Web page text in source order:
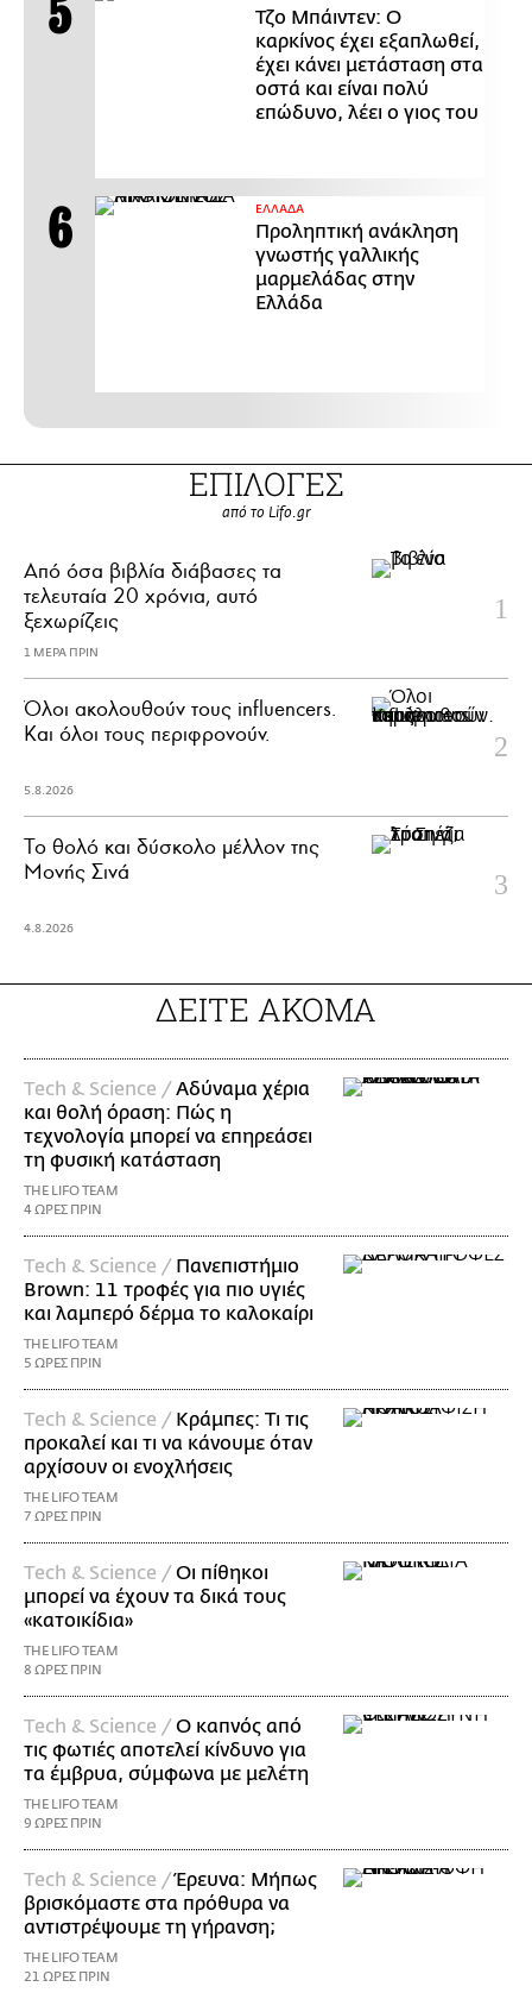
Τζο Μπάιντεν: Ο
καρκίνος έχει εξαπλωθεί,
έχει κάνει μετάσταση στα
οστά και είναι πολύ
επώδυνο, λέει ο γιος του
ΕΛΛΑΔΑ
Προληπτική ανάκληση
γνωστής γαλλικής
μαρμελάδας στην
Ελλάδα
ΕΠΙΛΟΓΕΣ
από το Lifo.gr
Από όσα βιβλία διάβασες τα
τελευταία 20 χρόνια, αυτό
ξεχωρίζεις
1 ΜΕΡΑ ΠΡΙΝ
Όλοι ακολουθούν τους influencers.
Και όλοι τους περιφρονούν.
5.8.2026
Το θολό και δύσκολο μέλλον της
Μονής Σινά
4.8.2026
ΔΕΙΤΕ ΑΚΟΜΑ
Τech & Science / Αδύναμα χέρια
και θολή όραση: Πώς η
τεχνολογία μπορεί να επηρεάσει
τη φυσική κατάσταση
THE LIFO TEAM
4 ΩΡΕΣ ΠΡΙΝ
Τech & Science / Πανεπιστήμιο
Brown: 11 τροφές για πιο υγιές
και λαμπερό δέρμα το καλοκαίρι
THE LIFO TEAM
5 ΩΡΕΣ ΠΡΙΝ
Τech & Science / Κράμπες: Τι τις
προκαλεί και τι να κάνουμε όταν
αρχίσουν οι ενοχλήσεις
THE LIFO TEAM
7 ΩΡΕΣ ΠΡΙΝ
Τech & Science / Οι πίθηκοι
μπορεί να έχουν τα δικά τους
«κατοικίδια»
THE LIFO TEAM
8 ΩΡΕΣ ΠΡΙΝ
Τech & Science / Ο καπνός από
τις φωτιές αποτελεί κίνδυνο για
τα έμβρυα, σύμφωνα με μελέτη
THE LIFO TEAM
9 ΩΡΕΣ ΠΡΙΝ
Τech & Science /Έρευνα: Μήπως
βρισκόμαστε στα πρόθυρα να
αντιστρέψουμε τη γήρανση;
THE LIFO TEAM
21 ΩΡΕΣ ΠΡΙΝ